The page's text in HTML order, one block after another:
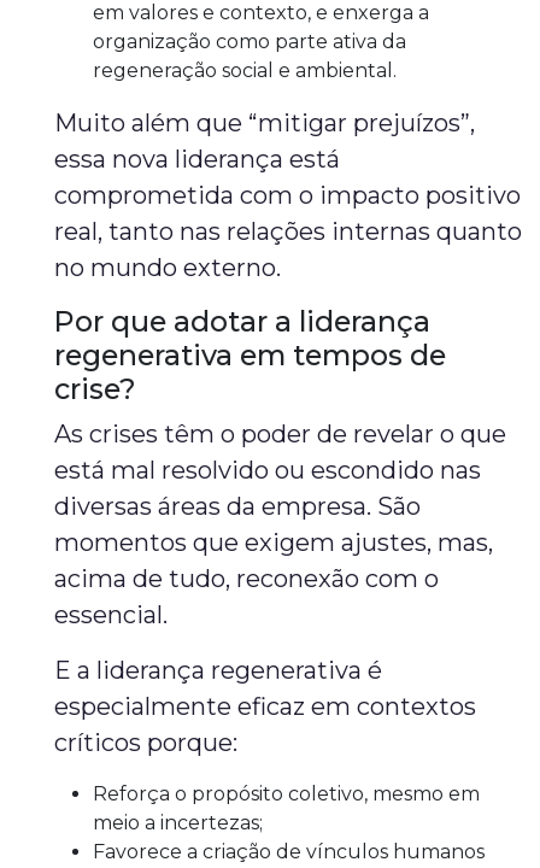
em valores e contexto, e enxerga a
organização como parte ativa da
regeneração social e ambiental.
Muito além que “mitigar prejuízos”,
essa nova liderança está
comprometida com o impacto positivo
real, tanto nas relações internas quanto
no mundo externo.
Por que adotar a liderança
regenerativa em tempos de
crise?
As crises têm o poder de revelar o que
está mal resolvido ou escondido nas
diversas áreas da empresa. São
momentos que exigem ajustes, mas,
acima de tudo, reconexão com o
essencial.
E a liderança regenerativa é
especialmente eficaz em contextos
críticos porque:
Reforça o propósito coletivo, mesmo em
meio a incertezas;
Favorece a criação de vínculos humanos